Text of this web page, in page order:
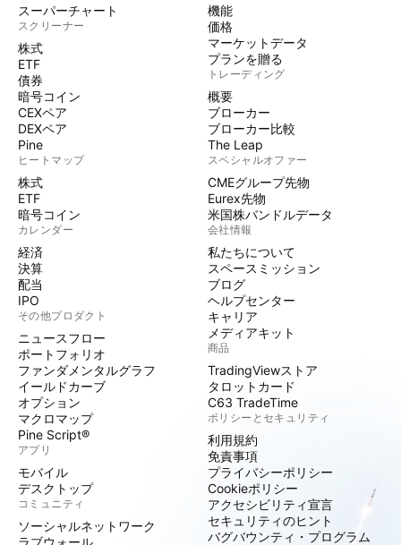
スーパーチャート
スクリーナー
株式
ETF
債券
暗号コイン
CEXペア
DEXペア
Pine
ヒートマップ
株式
ETF
暗号コイン
カレンダー
経済
決算
配当
IPO
その他プロダクト
ニュースフロー
ポートフォリオ
ファンダメンタルグラフ
イールドカーブ
オプション
マクロマップ
Pine Script®
アプリ
モバイル
デスクトップ
コミュニティ
ソーシャルネットワーク
ラブウォール
機能
価格
マーケットデータ
プランを贈る
トレーディング
概要
ブローカー
ブローカー比較
The Leap
スペシャルオファー
CMEグループ先物
Eurex先物
米国株バンドルデータ
会社情報
私たちについて
スペースミッション
ブログ
ヘルプセンター
キャリア
メディアキット
商品
TradingViewストア
タロットカード
C63 TradeTime
ポリシーとセキュリティ
利用規約
免責事項
プライバシーポリシー
Cookieポリシー
アクセシビリティ宣言
セキュリティのヒント
バグバウンティ・プログラム